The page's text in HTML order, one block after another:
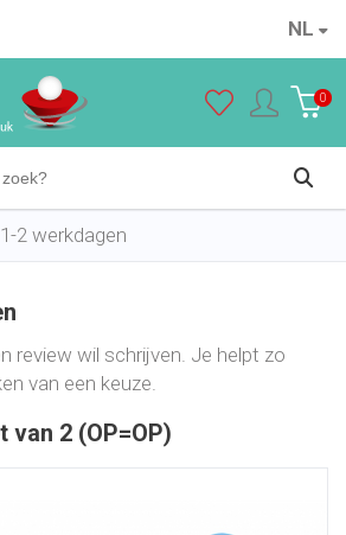
NL
0
review wil schrijven. Je helpt zo
van een keuze.
van 2 (OP=OP)